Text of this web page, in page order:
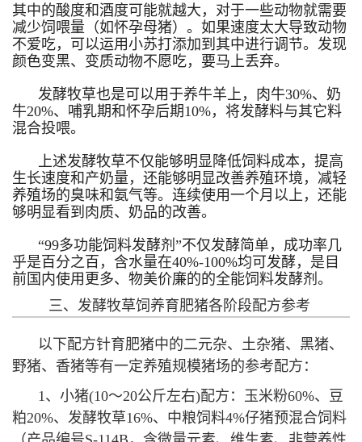
其中的酸度和酒度可能就越大，对于一些动物就需要
减少饲喂量（如怀孕母猪）。如果速度太大导致动物
不爱吃，可以运用小苏打添加到其中进行调节。发现
颜色变黑、变质动物不愿吃，要马上丢弃。
发酵牧草也是可以用于养牛羊上，肉牛30%、奶
牛20%、哺乳期和怀孕后期10%，将发酵料与其它料
混合投喂。
上述发酵牧草不仅能够明显降低饲料成本，提高
生长速度和产奶量，还能够明显改善养殖环境，减轻
养殖场的臭味和氨气等。连续使用一个月以上，还能
够明显看到肉质、奶品的改善。
“99多功能饲料发酵剂”不仅发酵简单，成功率几
乎是百分之百，含水量在40%-100%均可发酵，是目
前国内使用更多、物美价廉的的全能饲料发酵剂。
三、发酵牧草饲养育肥猪各阶段配方参考
以下配方针育肥猪中的二元杂、土杂猪、黑猪、
野猪、香猪等有一定养殖规模猪场的参考配方：
1、小猪(10～20公斤左右)配方：玉米粉60%、豆
粕20%、发酵牧草16%、 中粮饲料4%仔猪预混合饲料